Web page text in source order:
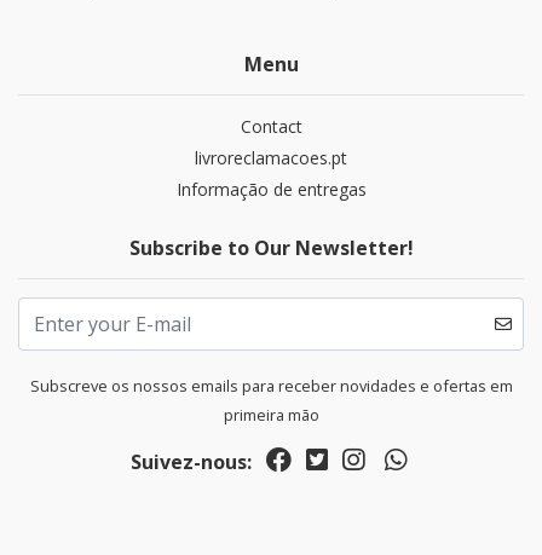
Menu
Contact
livroreclamacoes.pt
Informação de entregas
Subscribe to Our Newsletter!
Subscreve os nossos emails para receber novidades e ofertas em
primeira mão
Suivez-nous: